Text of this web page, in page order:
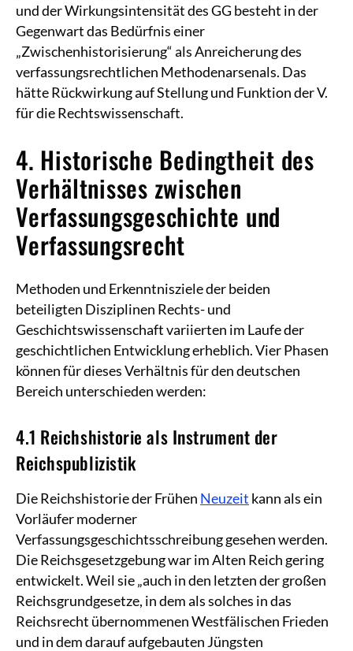
und der Wirkungsintensität des GG besteht in der
Gegenwart das Bedürfnis einer
„Zwischenhistorisierung“ als Anreicherung des
verfassungsrechtlichen Methodenarsenals. Das
hätte Rückwirkung auf Stellung und Funktion der V.
für die Rechtswissenschaft.
4. Historische Bedingtheit des
Verhältnisses zwischen
Verfassungsgeschichte und
Verfassungsrecht
Methoden und Erkenntnisziele der beiden
beteiligten Disziplinen Rechts- und
Geschichtswissenschaft variierten im Laufe der
geschichtlichen Entwicklung erheblich. Vier Phasen
können für dieses Verhältnis für den deutschen
Bereich unterschieden werden:
4.1 Reichshistorie als Instrument der
Reichspublizistik
Die Reichshistorie der Frühen Neuzeit kann als ein
Vorläufer moderner
Verfassungsgeschichtsschreibung gesehen werden.
Die Reichsgesetzgebung war im Alten Reich gering
entwickelt. Weil sie „auch in den letzten der großen
Reichsgrundgesetze, in dem als solches in das
Reichsrecht übernommenen Westfälischen Frieden
und in dem darauf aufgebauten Jüngsten